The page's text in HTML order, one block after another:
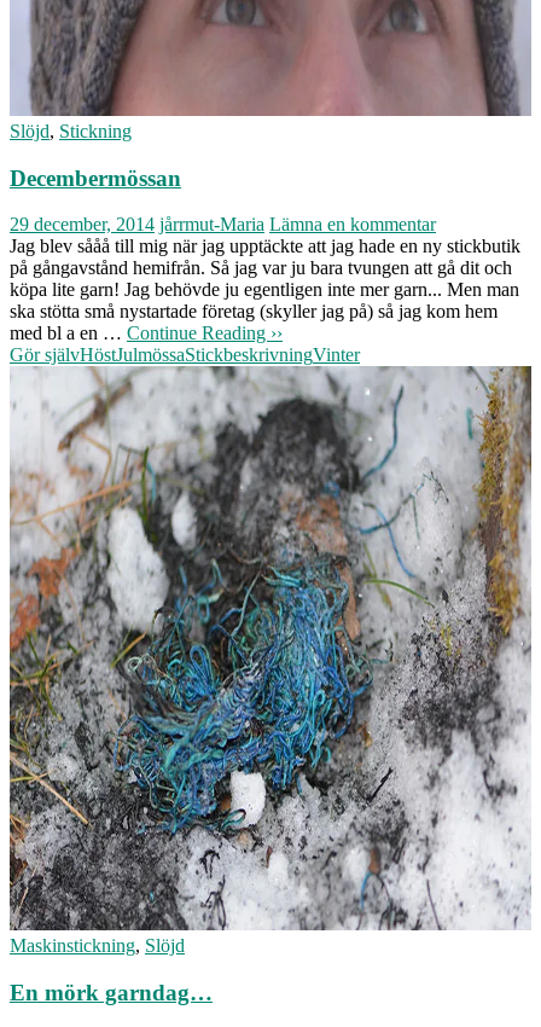
Slöjd, Stickning
Decembermössan
29 december, 2014 jårrmut-Maria Lämna en kommentar
Jag blev sååå till mig när jag upptäckte att jag hade en ny stickbutik
på gångavstånd hemifrån. Så jag var ju bara tvungen att gå dit och
köpa lite garn! Jag behövde ju egentligen inte mer garn... Men man
ska stötta små nystartade företag (skyller jag på) så jag kom hem
med bl a en … Continue Reading ››
Gör självHöstJulmössaStickbeskrivningVinter
Maskinstickning, Slöjd
En mörk garndag…